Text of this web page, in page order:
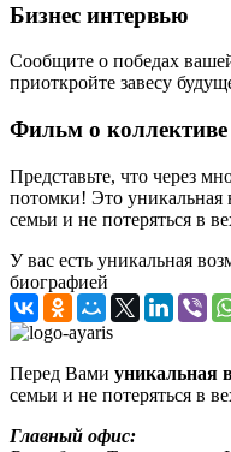
Бизнес интервью
Сообщите о победах
приоткройте завесу
Фильм о коллективе
Представьте, что через
потомки! Это уникальная
семьи и не потеряться в
У вас есть уникальная
биографией
Перед Вами уникальная
семьи и не потеряться в
Главный офис: